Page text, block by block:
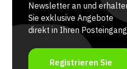
Newsletter an und
Sie exklusive Angebote
direkt in Ihren
Registrieren Sie